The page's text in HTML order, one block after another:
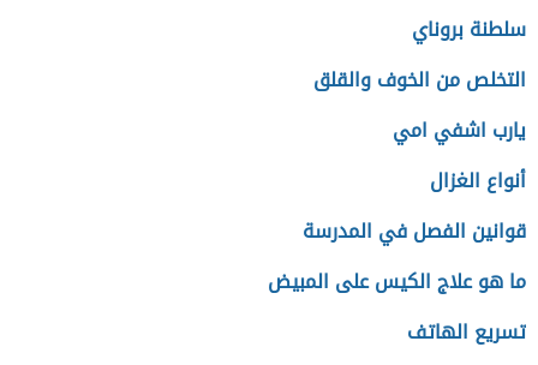
سلطنة بروناي
التخلص من الخوف والقلق
يارب اشفي امي
أنواع الغزال
قوانين الفصل في المدرسة
ما هو علاج الكيس على المبيض
تسريع الهاتف